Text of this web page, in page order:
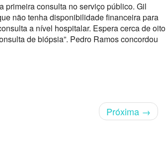
primeira consulta no serviço público. Gil
não tenha disponibilidade financeira para
a nível hospitalar. Espera cerca de oito
de biópsia”. Pedro Ramos concordou
Próxima →